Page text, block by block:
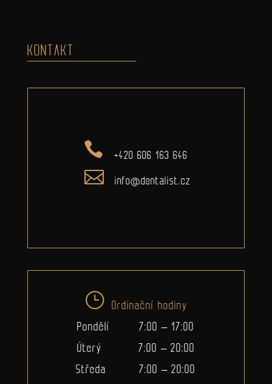
KONTAKT
+420 606 163 646
info@dentalist.cz
Ordinační hodiny
Pondělí 7:00 – 17:00
Úterý 7:00 – 20:00
Středa 7:00 – 20:00